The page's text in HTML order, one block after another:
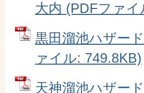
大内 (PDFファイ
黒田溜池ハザー
ァイル: 749.8KB)
天神溜池ハザー